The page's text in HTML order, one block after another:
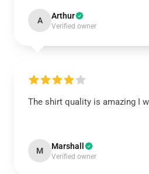
A Arthur
Verified owner
The shirt quality is amazing I
M Marshall
Verified owner